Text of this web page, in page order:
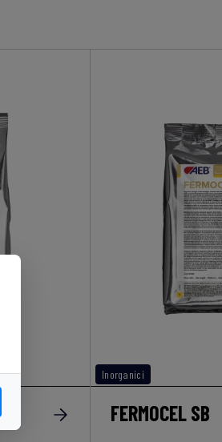
Inorganici
FERMOCEL SB